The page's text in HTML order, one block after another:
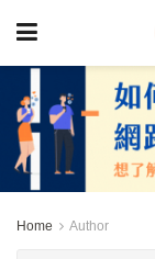
Home Author